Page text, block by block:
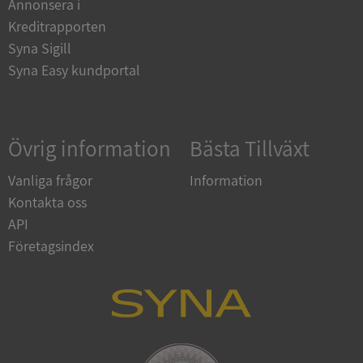
Annonsera i
Kreditrapporten
Syna Sigill
Syna Easy kundportal
Övrig information
Vanliga frågor
Kontakta oss
API
Företagsindex
Bästa Tillväxt
Information
och kontohantering. Webbplatsen kan inte
användas ordentligt utan strikt nödvändiga cookies.
VISITOR_PRIVACY_METADATA
YouTube
.youtube.com
Privacy Policy